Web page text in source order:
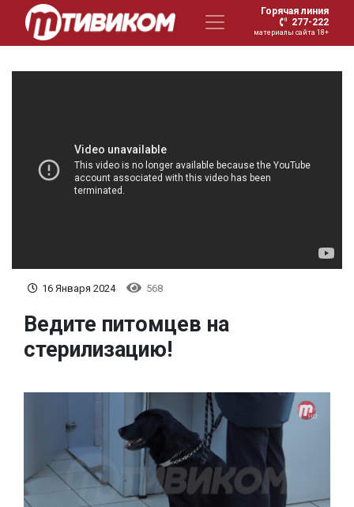
Горячая линия
277-222
материалы сайта 18+
16 Января 2024 568
Ведите питомцев на
стерилизацию!